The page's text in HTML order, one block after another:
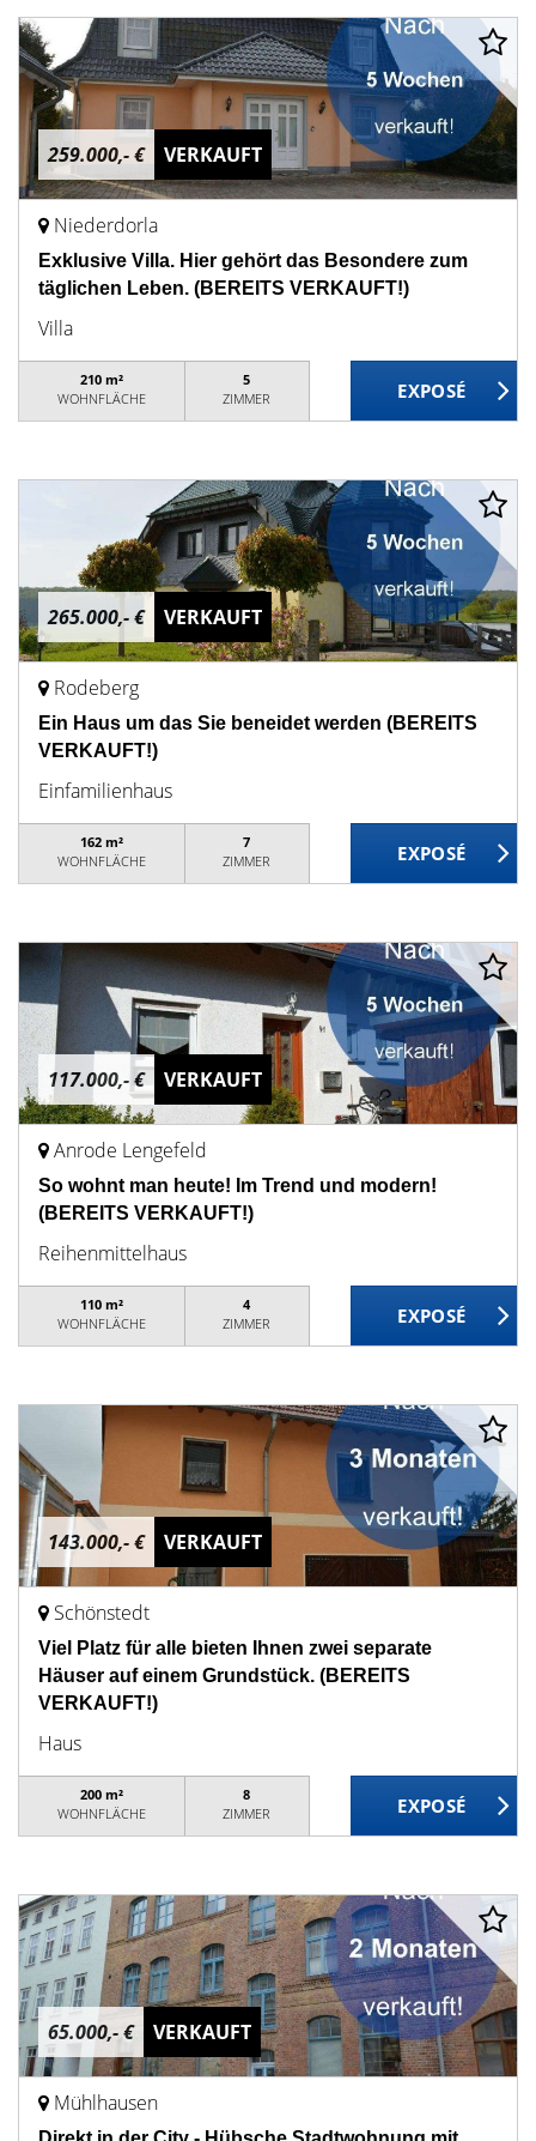
259.000,- € VERKAUFT
Niederdorla
Exklusive Villa. Hier gehört das Besondere zum
täglichen Leben. (BEREITS VERKAUFT!)
Villa
210 m²
WOHNFLÄCHE
5
ZIMMER
265.000,- € VERKAUFT
Rodeberg
Ein Haus um das Sie beneidet werden (BEREITS
VERKAUFT!)
Einfamilienhaus
162 m²
WOHNFLÄCHE
7
ZIMMER
117.000,- € VERKAUFT
Anrode Lengefeld
So wohnt man heute! Im Trend und modern!
(BEREITS VERKAUFT!)
Reihenmittelhaus
110 m²
WOHNFLÄCHE
4
ZIMMER
143.000,- € VERKAUFT
Schönstedt
Viel Platz für alle bieten Ihnen zwei separate
Häuser auf einem Grundstück. (BEREITS
VERKAUFT!)
Haus
200 m²
WOHNFLÄCHE
8
ZIMMER
65.000,- € VERKAUFT
Mühlhausen